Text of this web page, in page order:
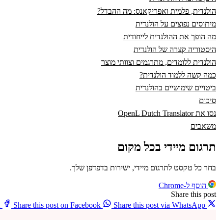
הולנדית, פלמית ואפריקאנס: מה ההבדל?
מיתוסים נפוצים על הולנדית
מה הופך את ההולנדית לייחודית
היסטוריה קצרה של הולנדית
הולנדית ללומדים, מתרגמים וצוותי מוצר
כמה קשה ללמוד הולנדית?
ביטויים שימושיים בהולנדית
סיכום
נסו את OpenL Dutch Translator
משאבים
תרגום מיידי בכל מקום
בחר כל טקסט לתרגום מיידי, ישירות בדפדפן שלך.
הוסף ל-Chrome
Share this post
Share this post on Facebook Share this post via WhatsApp